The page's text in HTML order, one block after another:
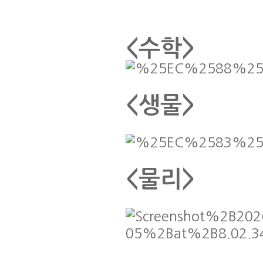
<수학>
<생물>
<물리>